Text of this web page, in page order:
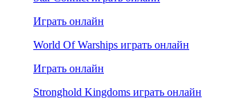
Играть онлайн
World Of Warships играть онлайн
Играть онлайн
Stronghold Kingdoms играть онлайн